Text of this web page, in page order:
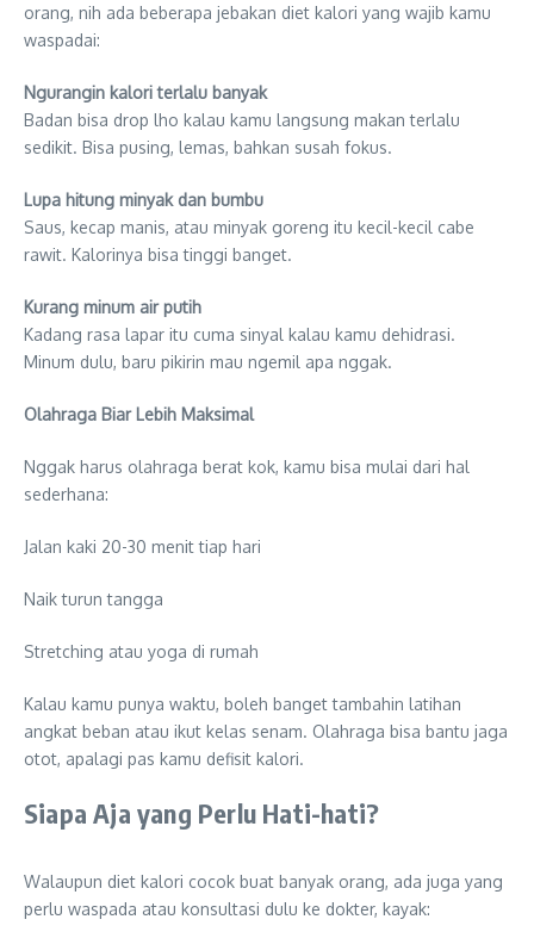
orang, nih ada beberapa jebakan diet kalori yang wajib kamu
waspadai:
Ngurangin kalori terlalu banyak
Badan bisa drop lho kalau kamu langsung makan terlalu
sedikit. Bisa pusing, lemas, bahkan susah fokus.
Lupa hitung minyak dan bumbu
Saus, kecap manis, atau minyak goreng itu kecil-kecil cabe
rawit. Kalorinya bisa tinggi banget.
Kurang minum air putih
Kadang rasa lapar itu cuma sinyal kalau kamu dehidrasi.
Minum dulu, baru pikirin mau ngemil apa nggak.
Olahraga Biar Lebih Maksimal
Nggak harus olahraga berat kok, kamu bisa mulai dari hal
sederhana:
Jalan kaki 20-30 menit tiap hari
Naik turun tangga
Stretching atau yoga di rumah
Kalau kamu punya waktu, boleh banget tambahin latihan
angkat beban atau ikut kelas senam. Olahraga bisa bantu jaga
otot, apalagi pas kamu defisit kalori.
Siapa Aja yang Perlu Hati-hati?
Walaupun diet kalori cocok buat banyak orang, ada juga yang
perlu waspada atau konsultasi dulu ke dokter, kayak: